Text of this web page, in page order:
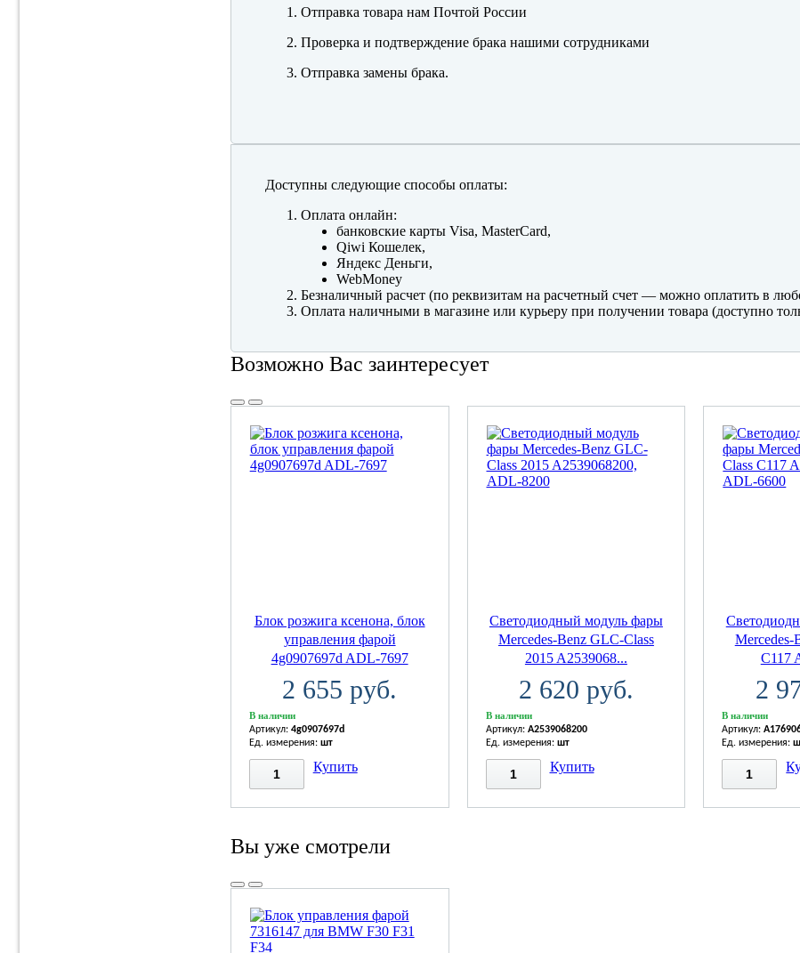
Отправка товара нам Почтой России
Проверка и подтверждение брака нашими сотрудниками
Отправка замены брака.
Доступны следующие способы оплаты:
Оплата онлайн:
банковские карты Visa, MasterCard,
Qiwi Кошелек,
Яндекс Деньги,
WebMoney
Безналичный расчет (по реквизитам на расчетный счет — можно оплатить в
Оплата наличными в магазине или курьеру при получении товара (доступно
Возможно Вас заинтересует
Блок розжига ксенона, блок
управления фарой
4g0907697d ADL-7697
2 655 руб.
В наличии
Артикул: 4g0907697d
Ед. измерения: шт
Купить
Светодиодный модуль фары
Mercedes-Benz GLC-Class
2015 A2539068...
2 620 руб.
В наличии
Артикул: A2539068200
Ед. измерения: шт
Купить
Mercedes-
C117
2
В наличии
Артикул:
Ед. измерения:
Вы уже смотрели